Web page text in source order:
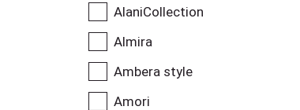
AlaniCollection
Almira
Ambera style
Amori